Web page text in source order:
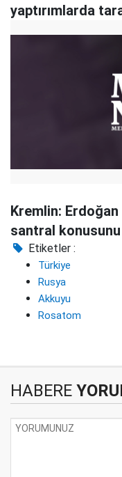
yaptırımlarda
Kremlin:
santral
Etiketler :
Türkiye
Rusya
Akkuyu
Rosatom
HABERE